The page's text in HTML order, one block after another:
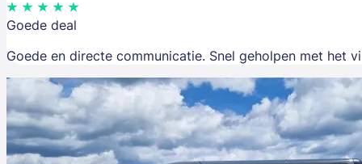
Goede deal
Goede en directe communicatie. Snel geholpen met het